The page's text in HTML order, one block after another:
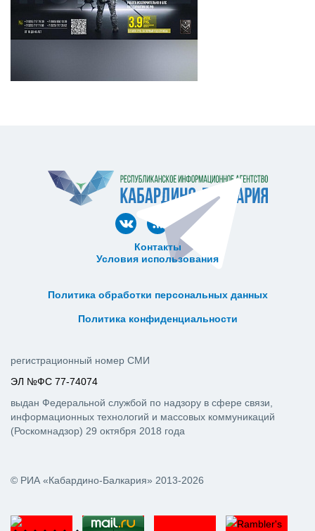
Контакты
Условия использования
Политика обработки персональных данных
Политика конфиденциальности
© РИА «Кабардино-Балкария» 2013-2026
регистрационный номер СМИ
ЭЛ №ФС 77-74074
выдан Федеральной службой по надзору в сфере связи,
информационных технологий и массовых коммуникаций
(Роскомнадзор) 29 октября 2018 года